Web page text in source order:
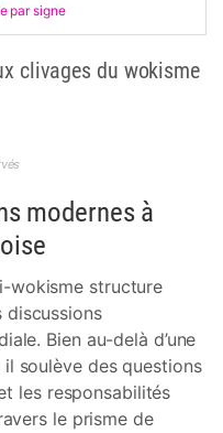
par signe
clivages du wokisme
modernes à
wokisme structure
discussions
Bien au-delà d’une
soulève des questions
les responsabilités
le prisme de